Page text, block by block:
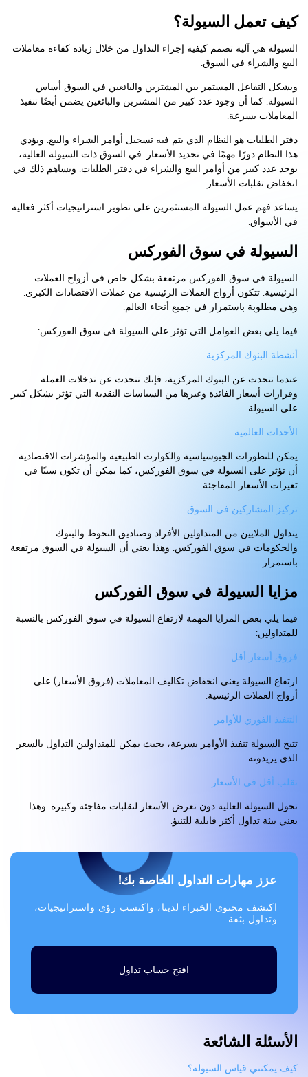
كيف تعمل السيولة؟
السيولة هي آلية تصمم كيفية إجراء التداول من خلال زيادة كفاءة معاملات
البيع والشراء في السوق.
ويشكل التفاعل المستمر بين المشترين والبائعين في السوق أساس
السيولة. كما أن وجود عدد كبير من المشترين والبائعين يضمن أيضًا تنفيذ
المعاملات بسرعة.
دفتر الطلبات هو النظام الذي يتم فيه تسجيل أوامر الشراء والبيع. ويؤدي
هذا النظام دورًا مهمًا في تحديد الأسعار. في السوق ذات السيولة العالية،
يوجد عدد كبير من أوامر البيع والشراء في دفتر الطلبات. ويساهم ذلك في
انخفاض تقلبات الأسعار
يساعد فهم عمل السيولة المستثمرين على تطوير استراتيجيات أكثر فعالية
في الأسواق.
السيولة في سوق الفوركس
السيولة في سوق الفوركس مرتفعة بشكل خاص في أزواج العملات
الرئيسية. تتكون أزواج العملات الرئيسية من عملات الاقتصادات الكبرى.
وهي مطلوبة باستمرار في جميع أنحاء العالم.
فيما يلي بعض العوامل التي تؤثر على السيولة في سوق الفوركس:
أنشطة البنوك المركزية
عندما تتحدث عن البنوك المركزية، فإنك تتحدث عن تدخلات العملة
وقرارات أسعار الفائدة وغيرها من السياسات النقدية التي تؤثر بشكل كبير
على السيولة.
الأحداث العالمية
يمكن للتطورات الجيوسياسية والكوارث الطبيعية والمؤشرات الاقتصادية
أن تؤثر على السيولة في سوق الفوركس، كما يمكن أن تكون سببًا في
تغيرات الأسعار المفاجئة.
تركيز المشاركين في السوق
يتداول الملايين من المتداولين الأفراد وصناديق التحوط والبنوك
والحكومات في سوق الفوركس. وهذا يعني أن السيولة في السوق مرتفعة
باستمرار.
مزايا السيولة في سوق الفوركس
فيما يلي بعض المزايا المهمة لارتفاع السيولة في سوق الفوركس بالنسبة
للمتداولين:
فروق أسعار أقل
ارتفاع السيولة يعني انخفاض تكاليف المعاملات (فروق الأسعار) على
أزواج العملات الرئيسية.
التنفيذ الفوري للأوامر
تتيح السيولة تنفيذ الأوامر بسرعة، بحيث يمكن للمتداولين التداول بالسعر
الذي يريدونه.
تقلب أقل في الأسعار
تحول السيولة العالية دون تعرض الأسعار لتقلبات مفاجئة وكبيرة. وهذا
يعني بيئة تداول أكثر قابلية للتنبؤ.
عزز مهارات التداول الخاصة بك!
اكتشف محتوى الخبراء لدينا، واكتسب رؤى واستراتيجيات،
وتداول بثقة.
افتح حساب تداول
الأسئلة الشائعة
كيف يمكنني قياس السيولة؟